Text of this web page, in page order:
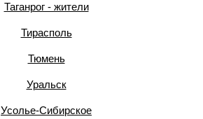
Таганрог - жители
Тирасполь
Тюмень
Уральск
Усолье-Сибирское